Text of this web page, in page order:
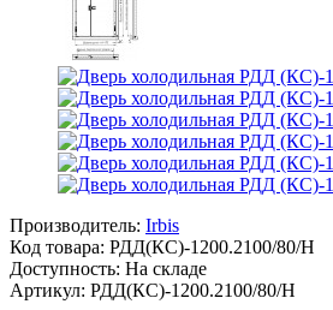
Производитель: Irbis
Код товара: РДД(КС)-1200.2100/80/Н
Доступность: На складе
Артикул: РДД(КС)-1200.2100/80/Н